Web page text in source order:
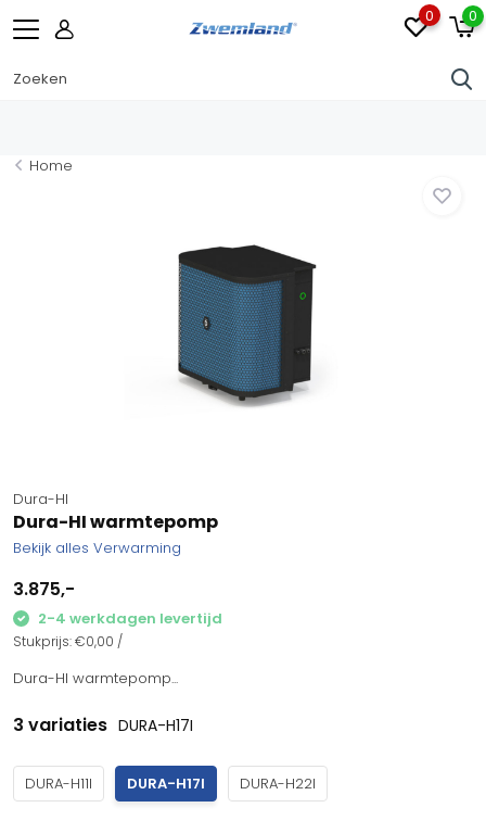
0 0
Home
Dura-HI
Dura-HI warmtepomp
Bekijk alles Verwarming
3.875,-
2-4 werkdagen levertijd
Stukprijs:€0,00 /
Dura-HI warmtepomp...
3 variaties DURA-H17I
DURA-H11I DURA-H17I DURA-H22I